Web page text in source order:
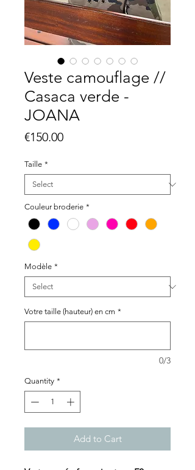
Veste camouflage //
Casaca verde -
JOANA
€150.00Price
Taille *
Couleur broderie *
Modèle *
Votre taille (hauteur) en cm *
0/3
Quantity *
Add to Cart